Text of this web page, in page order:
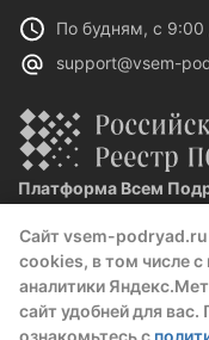
Сайт vsem-
cookies, в том числе
аналитики
сайт удобней для
ознакомьтесь с
чтобы
По будням, с
support@vsem-
Платформа Всем
Реестровая запись
Политика